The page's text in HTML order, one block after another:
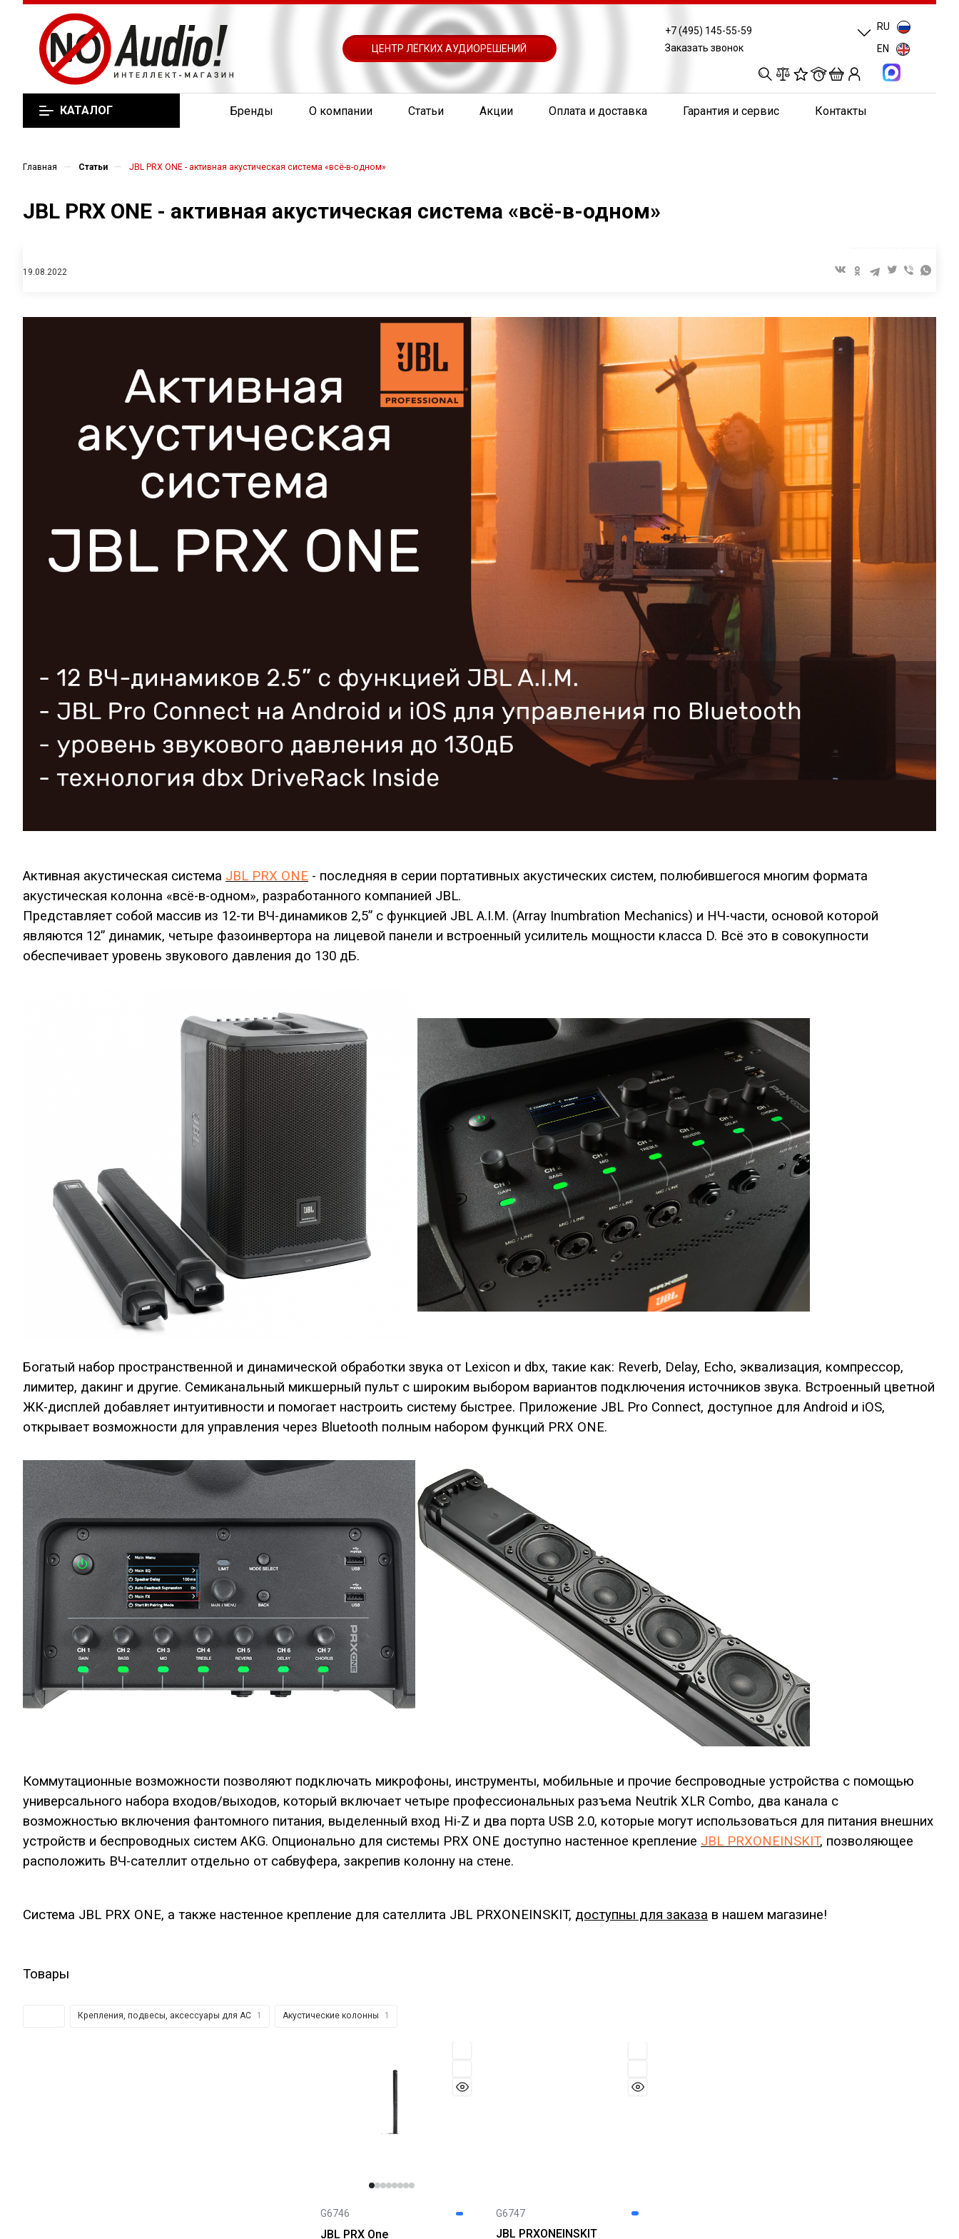
ЦЕНТР ЛЁГКИХ АУДИОРЕШЕНИЙ
+7 (495) 145-55-59
Заказать звонок
0
RU
EN
КАТАЛОГ Бренды О компании Статьи Акции Оплата и доставка Гарантия и сервис Контакты
Главная — Статьи — JBL PRX ONE - активная акустическая система «всё-в-одном»
JBL PRX ONE - активная акустическая система «всё-в-одном»
19.08.2022
Активная акустическая система JBL PRX ONE - последняя в серии портативных акустических систем, полюбившегося многим формата
акустическая колонна «всё-в-одном», разработанного компанией JBL.
Представляет собой массив из 12-ти ВЧ-динамиков 2,5” с функцией JBL A.I.M. (Array Inumbration Mechanics) и НЧ-части, основой которой
являются 12” динамик, четыре фазоинвертора на лицевой панели и встроенный усилитель мощности класса D. Всё это в совокупности
обеспечивает уровень звукового давления до 130 дБ.
Богатый набор пространственной и динамической обработки звука от Lexicon и dbx, такие как: Reverb, Delay, Echo, эквализация, компрессор,
лимитер, дакинг и другие. Семиканальный микшерный пульт с широким выбором вариантов подключения источников звука. Встроенный цветной
ЖК-дисплей добавляет интуитивности и помогает настроить систему быстрее. Приложение JBL Pro Connect, доступное для Android и iOS,
открывает возможности для управления через Bluetooth полным набором функций PRX ONE.
Коммутационные возможности позволяют подключать микрофоны, инструменты, мобильные и прочие беспроводные устройства с помощью
универсального набора входов/выходов, который включает четыре профессиональных разъема Neutrik XLR Combo, два канала с
возможностью включения фантомного питания, выделенный вход Hi-Z и два порта USB 2.0, которые могут использоваться для питания внешних
устройств и беспроводных систем AKG. Опционально для системы PRX ONE доступно настенное крепление JBL PRXONEINSKIT, позволяющее
расположить ВЧ-сателлит отдельно от сабвуфера, закрепив колонну на стене.
Система JBL PRX ONE, а также настенное крепление для сателлита JBL PRXONEINSKIT, доступны для заказа в нашем магазине!
Товары
Крепления, подвесы, аксессуары для АС 1 Акустические колонны 1
G6746
JBL PRX One
G6747
JBL PRXONEINSKIT